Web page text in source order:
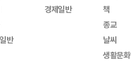
반
경제일반
책
종교
날씨
생활문